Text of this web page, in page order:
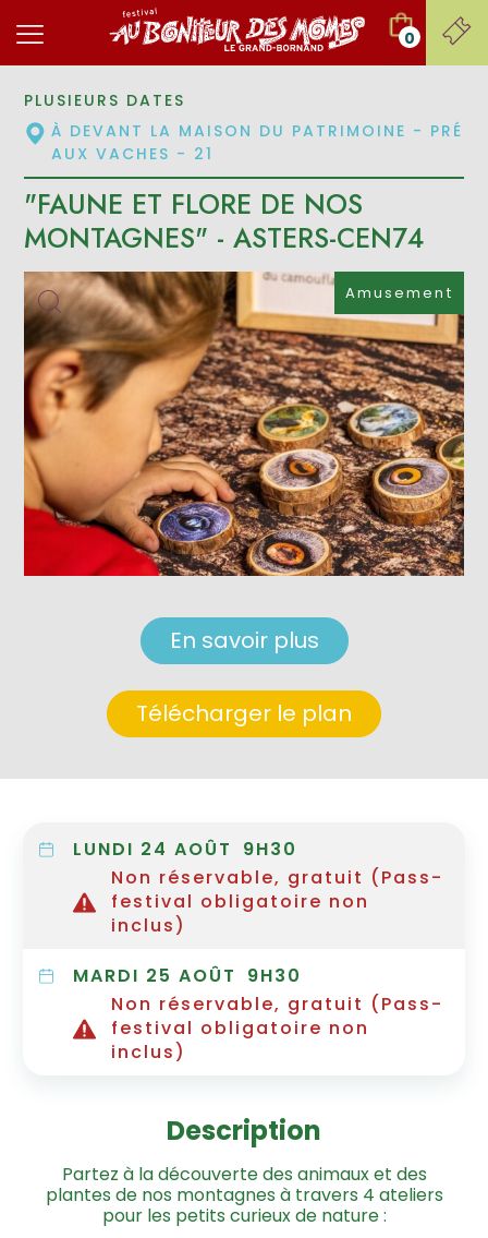
0
Télécharger le plan
En savoir plus
Amusement
PLUSIEURS DATES
À DEVANT LA MAISON DU PATRIMOINE - PRÉ
AUX VACHES - 21
"FAUNE ET FLORE DE NOS
MONTAGNES" - ASTERS-CEN74
LUNDI 24 AOÛT
9H30
Non réservable, gratuit (Pass-
festival obligatoire non
inclus)
MARDI 25 AOÛT
9H30
Non réservable, gratuit (Pass-
festival obligatoire non
inclus)
Description
Partez à la découverte des animaux et des
plantes de nos montagnes à travers 4 ateliers
pour les petits curieux de nature :